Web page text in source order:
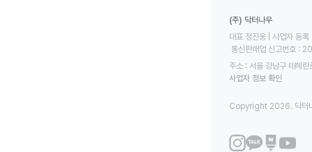
(주) 닥터나우
대표 정진웅 | 사업자
통신판매업 신고번호
주소 : 서울 강남구 테헤
사업자 정보 확인
Copyright 2026. 닥터